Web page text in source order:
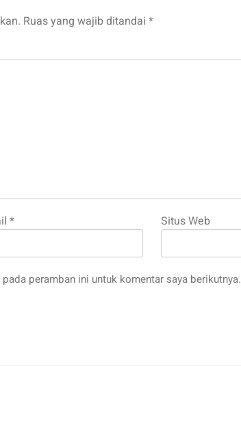
Ruas yang wajib ditandai *
* Situs Web
peramban ini untuk komentar saya berikutnya.